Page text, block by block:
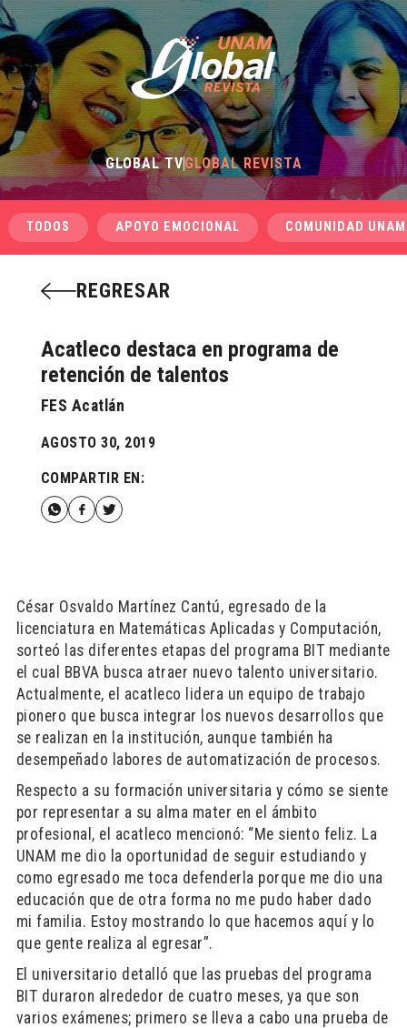
GLOBAL TVGLOBAL REVISTA
TODOS APOYO EMOCIONAL COMUNIDAD UNAM
REGRESAR
Acatleco destaca en programa de
retención de talentos
FES Acatlán
AGOSTO 30, 2019
COMPARTIR EN:
César Osvaldo Martínez Cantú, egresado de la
licenciatura en Matemáticas Aplicadas y Computación,
sorteó las diferentes etapas del programa BIT mediante
el cual BBVA busca atraer nuevo talento universitario.
Actualmente, el acatleco lidera un equipo de trabajo
pionero que busca integrar los nuevos desarrollos que
se realizan en la institución, aunque también ha
desempeñado labores de automatización de procesos.
Respecto a su formación universitaria y cómo se siente
por representar a su alma mater en el ámbito
profesional, el acatleco mencionó: “Me siento feliz. La
UNAM me dio la oportunidad de seguir estudiando y
como egresado me toca defenderla porque me dio una
educación que de otra forma no me pudo haber dado
mi familia. Estoy mostrando lo que hacemos aquí y lo
que gente realiza al egresar”.
El universitario detalló que las pruebas del programa
BIT duraron alrededor de cuatro meses, ya que son
varios exámenes; primero se lleva a cabo una prueba de